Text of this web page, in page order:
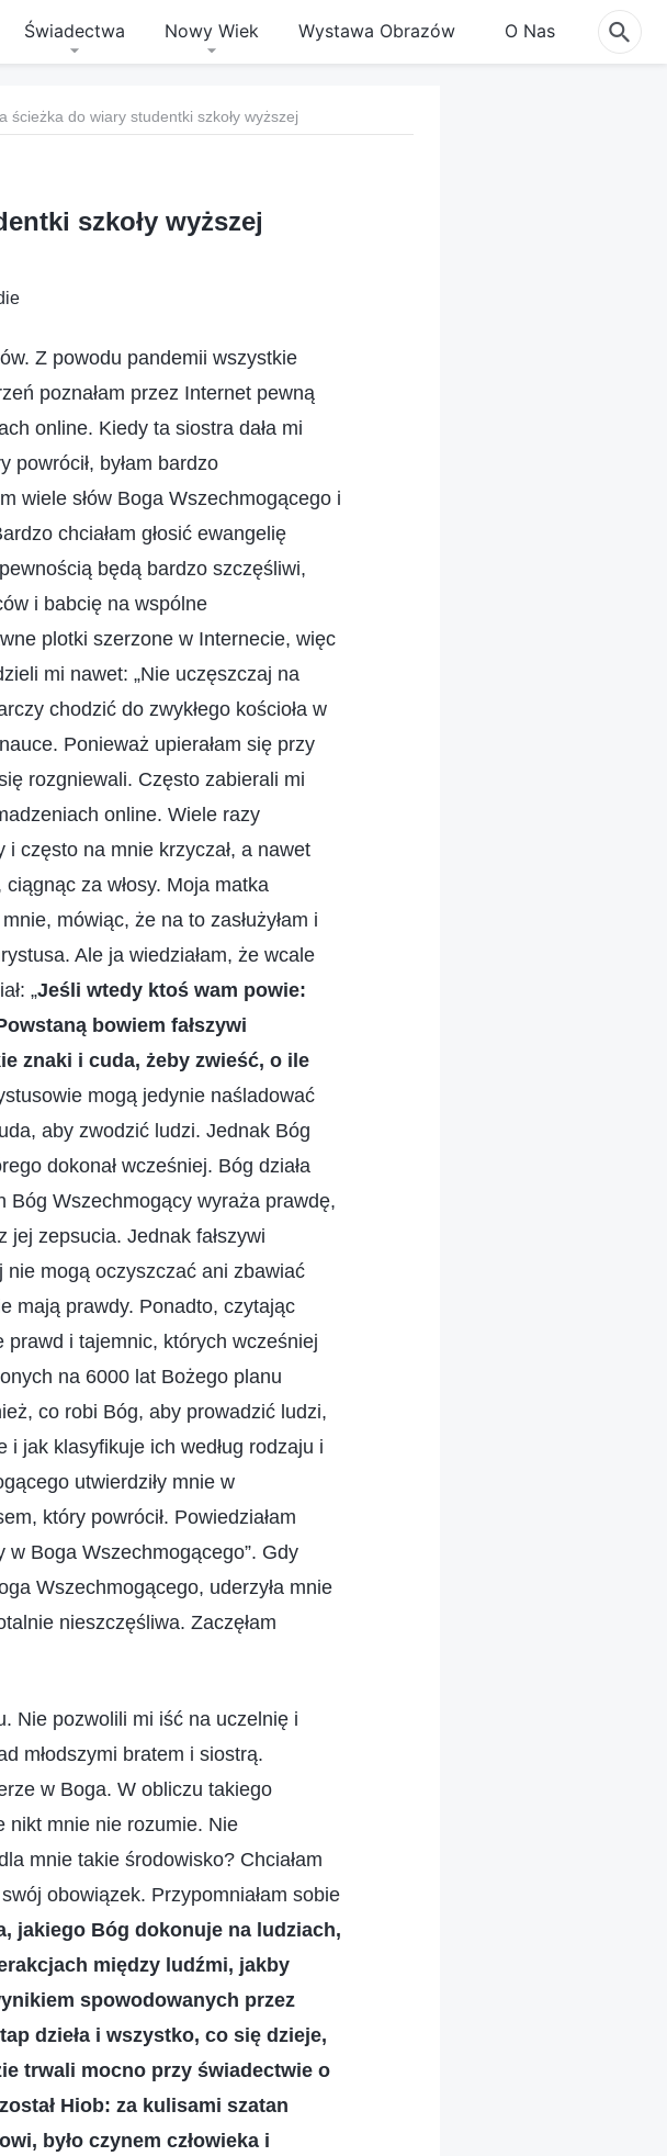
Świadectwa Nowy Wiek Wystawa Obrazów O Nas
ścieżka do wiary studentki szkoły wyższej
szkoły wyższej
Z powodu pandemii wszystkie
poznałam przez Internet pewną
online. Kiedy ta siostra dała mi
byłam bardzo
wiele słów Boga Wszechmogącego i
chciałam głosić ewangelię
będą bardzo szczęśliwi,
i babcię na wspólne
plotki szerzone w Internecie, więc
mi nawet: „Nie uczęszczaj na
chodzić do zwykłego kościoła w
Ponieważ upierałam się przy
rozgniewali. Często zabierali mi
online. Wiele razy
i często na mnie krzyczał, a nawet
za włosy. Moja matka
mówiąc, że na to zasłużyłam i
Ale ja wiedziałam, że wcale
„Jeśli wtedy ktoś wam powie:
bowiem fałszywi
znaki i cuda, żeby zwieść, o ile
mogą jedynie naśladować
aby zwodzić ludzi. Jednak Bóg
dokonał wcześniej. Bóg działa
Bóg Wszechmogący wyraża prawdę,
jej zepsucia. Jednak fałszywi
mogą oczyszczać ani zbawiać
mają prawdy. Ponadto, czytając
prawd i tajemnic, których wcześniej
na 6000 lat Bożego planu
co robi Bóg, aby prowadzić ludzi,
jak klasyfikuje ich według rodzaju i
utwierdziły mnie w
który powrócił. Powiedziałam
Boga Wszechmogącego”. Gdy
Wszechmogącego, uderzyła mnie
nieszczęśliwa. Zaczęłam
Nie pozwolili mi iść na uczelnię i
młodszymi bratem i siostrą.
w Boga. W obliczu takiego
nikt mnie nie rozumie. Nie
mnie takie środowisko? Chciałam
obowiązek. Przypomniałam sobie
jakiego Bóg dokonuje na ludziach,
między ludźmi, jakby
spowodowanych przez
dzieła i wszystko, co się dzieje,
trwali mocno przy świadectwie o
Hiob: za kulisami szatan
było czynem człowieka i